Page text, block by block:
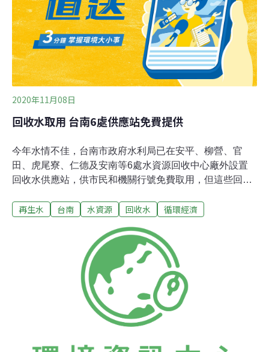
性日」與嘉義縣環保局、達和環保公司共同辦理栽種1000
棵阿里山油菊活動，但受疫情升溫影響，被迫延後辦理。
目前該批阿里山油菊苗木暫交由焚化廠區內達和環保公司
先行維護照顧，後續再轉由嘉大進行長期培育。張坤城表
示，目前達和環保公司已經種
2020年11月08日
回收水取用 台南6處供應站免費提供
今年水情不佳，台南市政府水利局已在安平、柳營、官
田、虎尾寮、仁德及安南等6處水資源回收中心廠外設置
回收水供應站，供市民和機關行號免費取用，但這些回收
統計，台南市各水資中心提供回收水每天最大量約7800公
取水量共約21萬3800公噸。
再生水 台南 水資源 回收水 循環經濟